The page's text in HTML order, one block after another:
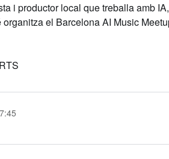
i productor local que treballa amb
organitza el Barcelona AI Music